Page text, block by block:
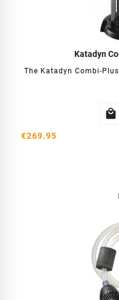
Katadyn
The Katadyn Combi-

€269.95